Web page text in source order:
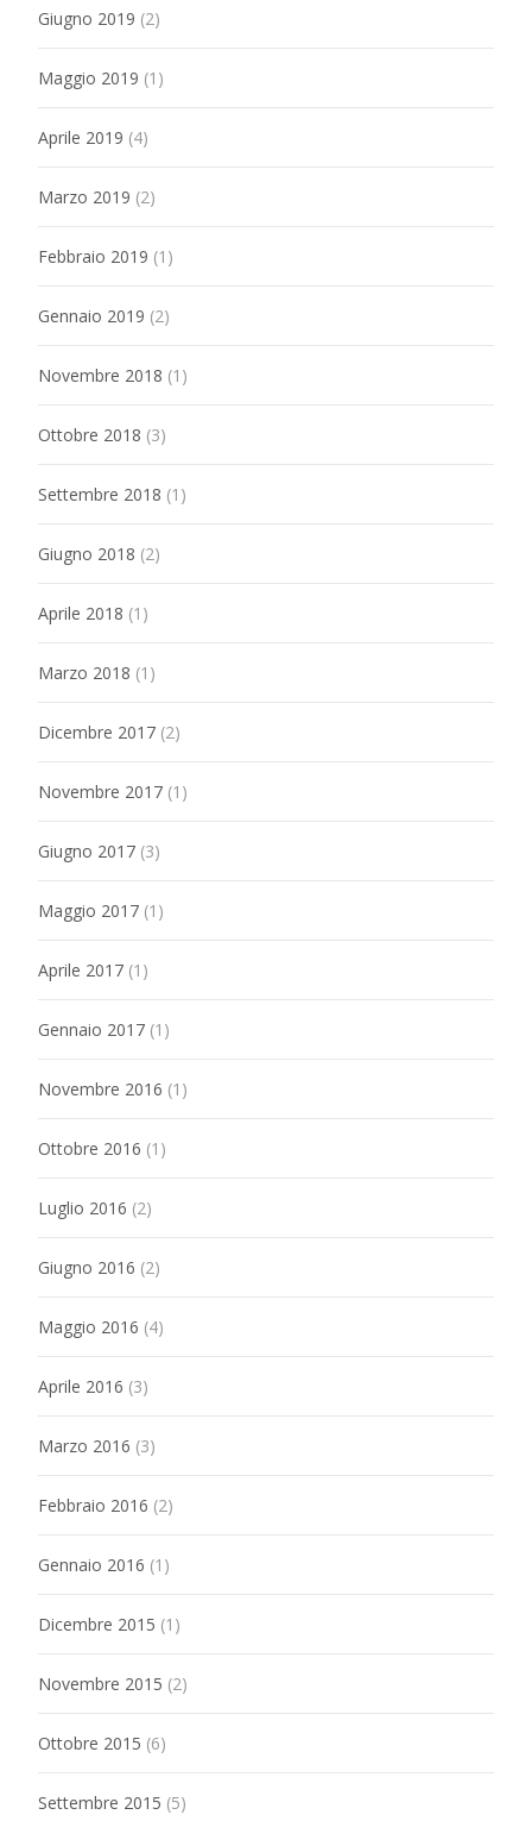
Giugno 2019 (2)
Maggio 2019 (1)
Aprile 2019 (4)
Marzo 2019 (2)
Febbraio 2019 (1)
Gennaio 2019 (2)
Novembre 2018 (1)
Ottobre 2018 (3)
Settembre 2018 (1)
Giugno 2018 (2)
Aprile 2018 (1)
Marzo 2018 (1)
Dicembre 2017 (2)
Novembre 2017 (1)
Giugno 2017 (3)
Maggio 2017 (1)
Aprile 2017 (1)
Gennaio 2017 (1)
Novembre 2016 (1)
Ottobre 2016 (1)
Luglio 2016 (2)
Giugno 2016 (2)
Maggio 2016 (4)
Aprile 2016 (3)
Marzo 2016 (3)
Febbraio 2016 (2)
Gennaio 2016 (1)
Dicembre 2015 (1)
Novembre 2015 (2)
Ottobre 2015 (6)
Settembre 2015 (5)